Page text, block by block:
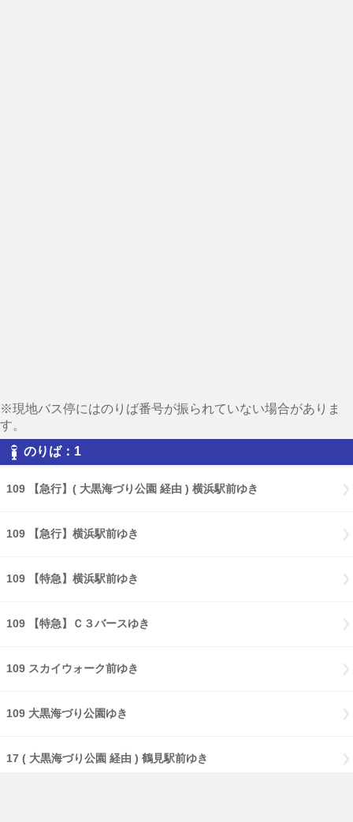
※現地バス停にはのりば番号が振られていない場合がありま
す。
のりば：1
109 【急行】( 大黒海づり公園 経由 ) 横浜駅前ゆき
109 【急行】横浜駅前ゆき
109 【特急】横浜駅前ゆき
109 【特急】Ｃ３バースゆき
109 スカイウォーク前ゆき
109 大黒海づり公園ゆき
17 ( 大黒海づり公園 経由 ) 鶴見駅前ゆき